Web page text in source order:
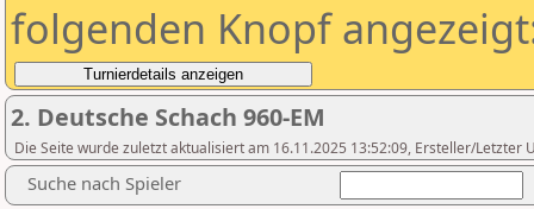
folgenden Knopf
2. Deutsche Schach 960-EM
Die Seite wurde zuletzt aktualisiert am 16.11.2025 13:52:09, Ersteller/Letzter
Suche nach Spieler